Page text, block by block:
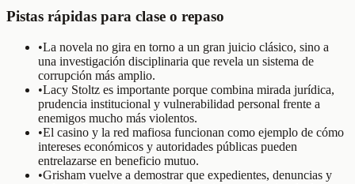
Pistas rápidas para clase o repaso
•La novela no gira en torno a un gran juicio clásico, sino a
una investigación disciplinaria que revela un sistema de
corrupción más amplio.
•Lacy Stoltz es importante porque combina mirada jurídica,
prudencia institucional y vulnerabilidad personal frente a
enemigos mucho más violentos.
•El casino y la red mafiosa funcionan como ejemplo de cómo
intereses económicos y autoridades públicas pueden
entrelazarse en beneficio mutuo.
•Grisham vuelve a demostrar que expedientes, denuncias y